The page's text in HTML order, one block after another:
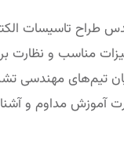
طراح تاسیسات
مناسب و نظارت
تیم‌های مهندسی
مداوم و